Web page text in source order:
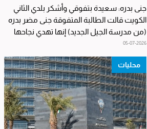
جنى بدره: سعيدة بتفوقي وأشكر بلدي الثاني
الكويت قالت الطالبة المتفوقة جنى مضر بدره
(من مدرسة الجيل الجديد) إنها تهدي نجاحها
إلى والديها...
05-07-2026
محليات